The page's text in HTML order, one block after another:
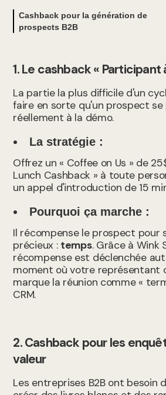
Cashback pour la génération de
prospects B2B
1. Le cashback « Participant
La partie la plus difficile d'un
faire en sorte qu'un prospect
réellement à la démo.
La stratégie :
Offrez un « Coffee on Us » de
Lunch Cashback » à toute
un appel d'introduction de 15
Pourquoi ça marche :
Il récompense le prospect pour
précieux : temps. Grâce à Wink
récompense est déclenchée
moment où votre représentant
marque la réunion comme «
CRM.
2. Cashback pour les
valeur
Les entreprises B2B ont besoin